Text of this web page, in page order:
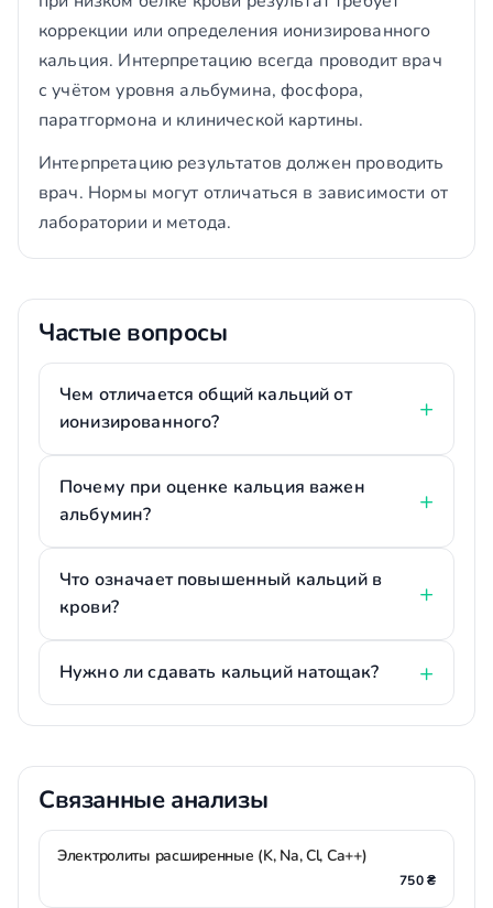
коррекции или определения ионизированного
кальция. Интерпретацию всегда проводит врач
с учётом уровня альбумина, фосфора,
паратгормона и клинической картины.
Интерпретацию результатов должен проводить
врач. Нормы могут отличаться в зависимости от
лаборатории и метода.
Частые вопросы
Чем отличается общий кальций от
ионизированного?
Почему при оценке кальция важен
альбумин?
Что означает повышенный кальций в
крови?
Нужно ли сдавать кальций натощак?
Связанные анализы
Электролиты расширенные (K, Na, Cl, Ca++)
750 ₴